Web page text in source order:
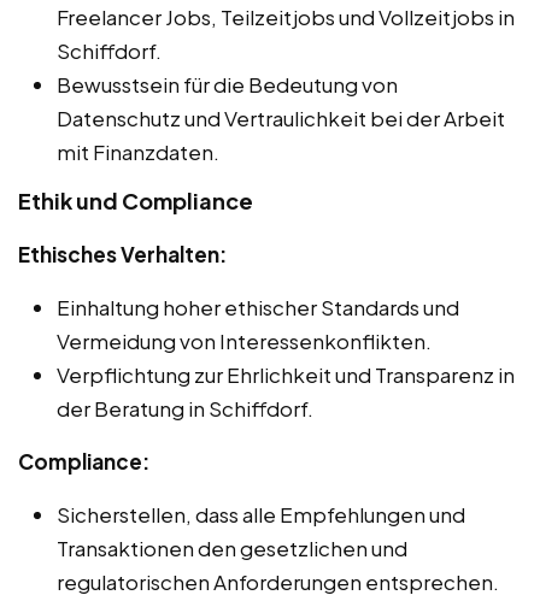
Freelancer Jobs, Teilzeitjobs und Vollzeitjobs in
Schiffdorf.
Bewusstsein für die Bedeutung von
Datenschutz und Vertraulichkeit bei der Arbeit
mit Finanzdaten.
Ethik und Compliance
Ethisches Verhalten:
Einhaltung hoher ethischer Standards und
Vermeidung von Interessenkonflikten.
Verpflichtung zur Ehrlichkeit und Transparenz in
der Beratung in Schiffdorf.
Compliance:
Sicherstellen, dass alle Empfehlungen und
Transaktionen den gesetzlichen und
regulatorischen Anforderungen entsprechen.